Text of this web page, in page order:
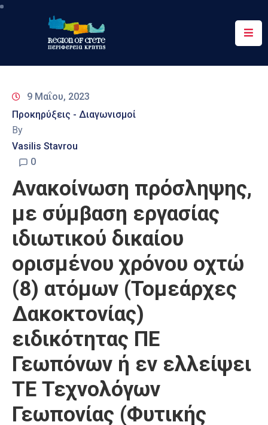
Περιφέρεια
&
Δράσεις
Ψηφιακές
Επικοινωνία
9 Μαΐου, 2023
Προκηρύξεις - Διαγωνισμοί
By
Vasilis Stavrou
0
Ανακοίνωση πρόσληψης,
με σύμβαση εργασίας
ιδιωτικού δικαίου
ορισμένου χρόνου οχτώ
(8) ατόμων (Τομεάρχες
Δακοκτονίας)
ειδικότητας ΠΕ
Γεωπόνων ή εν ελλείψει
ΤΕ Τεχνολόγων
Γεωπονίας (Φυτικής